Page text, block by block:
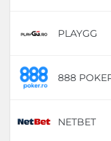
PLAYGG
888
NETBET